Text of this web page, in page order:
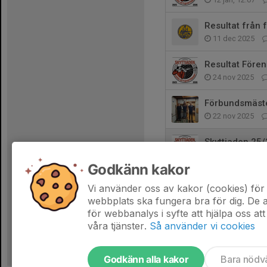
Resultat från
11 dec 2025
Resultat
24 nov 2025
22 nov 2025
Skyttiaden
3 nov 2025
Godkänn kakor
Vi använder oss av kakor (cookies)
webbplats ska fungera bra för dig. De
för webbanalys i syfte att hjälpa oss
våra tjänster. Så använder vi cookies
Godkänn alla kakor Bara